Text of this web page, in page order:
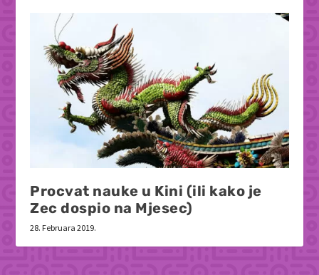
Procvat nauke u Kini (ili kako je
Zec dospio na Mjesec)
28. Februara 2019.